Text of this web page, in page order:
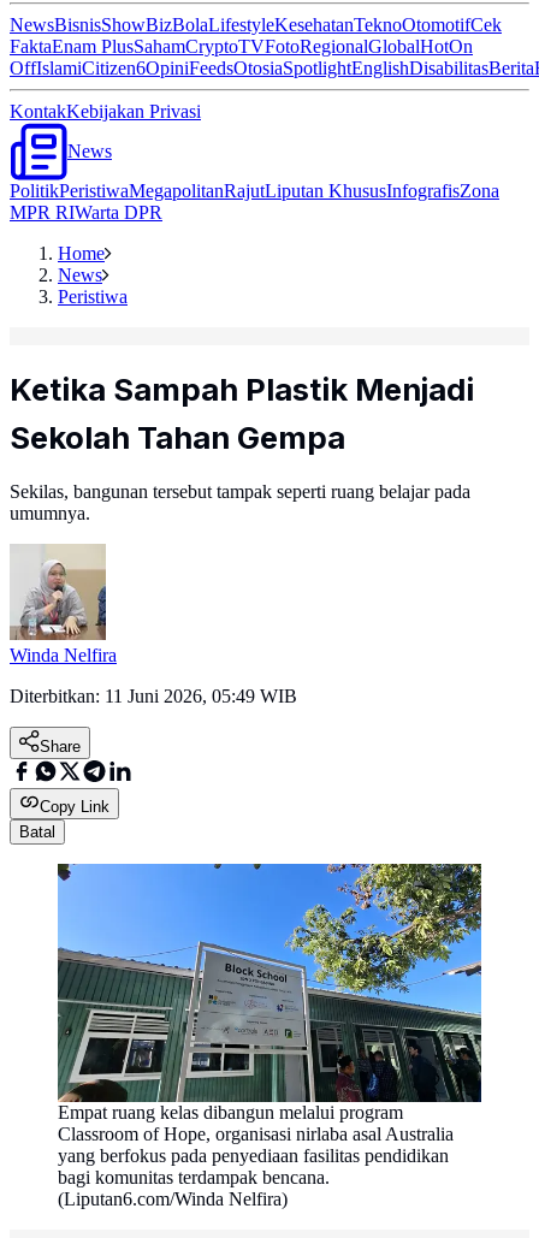
NewsBisnisShowBizBolaLifestyleKesehatanTeknoOtomotifCek
FaktaEnam PlusSahamCryptoTVFotoRegionalGlobalHotOn
OffIslamiCitizen6OpiniFeedsOtosiaSpotlightEnglishDisabilitasBerita
KontakKebijakan Privasi
News
PolitikPeristiwaMegapolitanRajutLiputan KhususInfografisZona
MPR RIWarta DPR
Home
News
Peristiwa
Ketika Sampah Plastik Menjadi
Sekolah Tahan Gempa
Sekilas, bangunan tersebut tampak seperti ruang belajar pada
umumnya.
Winda Nelfira
Diterbitkan: 11 Juni 2026, 05:49 WIB
Share
Copy Link
Batal
Empat ruang kelas dibangun melalui program
Classroom of Hope, organisasi nirlaba asal Australia
yang berfokus pada penyediaan fasilitas pendidikan
bagi komunitas terdampak bencana.
(Liputan6.com/Winda Nelfira)